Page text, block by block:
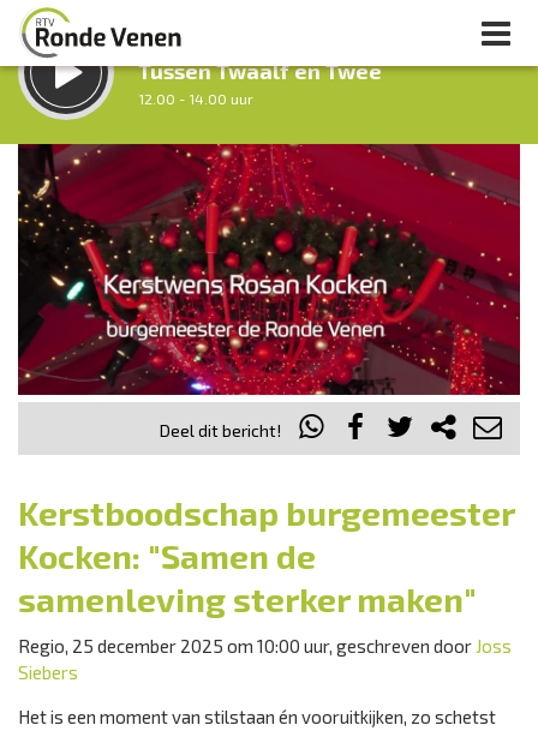
LUISTER LIVE:
Tussen Twaalf en Twee
12.00 - 14.00 uur
STRAKS:
Middag Venen
14.00 - 18.00 uur
Vorig uur
uur 1 van 0
Inklappen
Deel dit bericht!
Kerstboodschap burgemeester
Kocken: "Samen de
samenleving sterker maken"
Regio, 25 december 2025 om 10:00 uur, geschreven door Joss
Siebers
Het is een moment van stilstaan én vooruitkijken, zo schetst